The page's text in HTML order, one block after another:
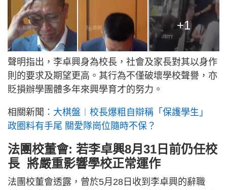
+1
聲明指出，李卓興身為校長，社會及家長對其以身作
則的要求及期望更高。其行為不僅破壞學校聲譽，亦
貶損辦學團體多年來興學育才的努力。
相關新聞︰ 大棋盤︱校長爆粗自辯稱「保護學生」
政圈料有手尾 關愛隊崗位隨時不保？
法團校董會: 若李卓興8月31日前仍任校
長 將嚴重影響學校正常運作
法團校董會透露，曾於5月28日收到李卓興的辭職